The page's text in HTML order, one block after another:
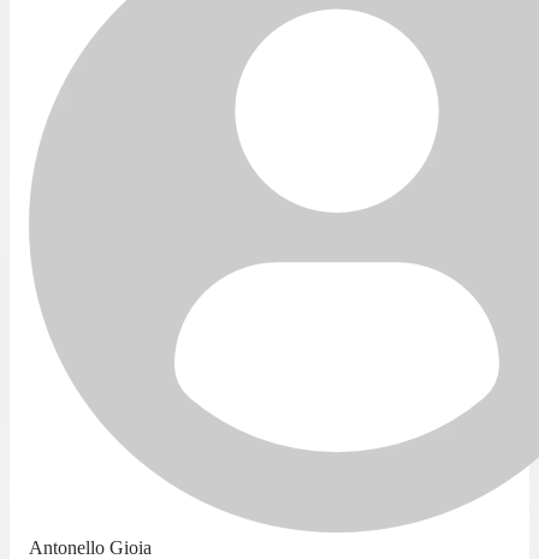
Antonello Gioia